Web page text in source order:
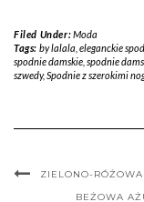
Filed Under:Moda
Tags: by lalala eleganckie
spodnie damskie spodnie
szwedy,Spodnie z szerokimi
ZIELONO-
BEŻOWA